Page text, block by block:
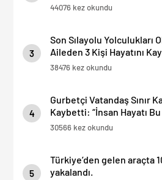
44076 kez okundu
3
Son Sılayolu Yolculukları
Aileden 3 Kişi Hayatını
38476 kez okundu
4
Gurbetçi Vatandaş Sınır
Kaybetti: “İnsan Hayatı
30566 kez okundu
5
Türkiye’den gelen araçta
yakalandı.